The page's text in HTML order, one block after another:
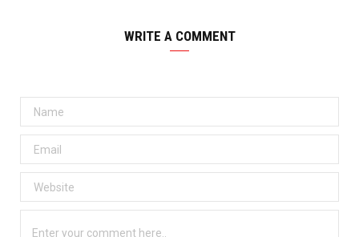
WRITE A COMMENT